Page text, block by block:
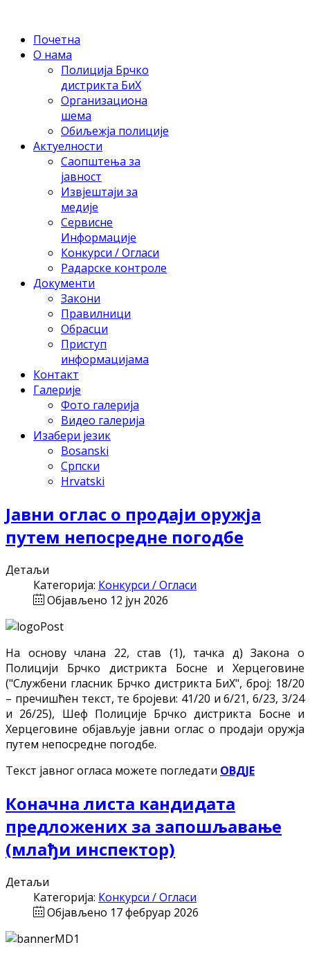
Почетна
О нама
Полиција Брчко
дистрикта БиХ
Организациона
шема
Обиљежја полиције
Актуелности
Саопштења за
јавност
Извјештаји за
медије
Сервисне
Информације
Конкурси / Огласи
Радарске контроле
Документи
Закони
Правилници
Обрасци
Приступ
информацијама
Контакт
Галерије
Фото галерија
Видео галерија
Изабери језик
Bosanski
Српски
Hrvatski
Јавни оглас о продаји оружја
путем непосредне погодбе
Детаљи
Категорија: Конкурси / Огласи
Објављено 12 јун 2026
На основу члана 22, став (1), тачка д) Закона о
Полицији Брчко дистрикта Босне и Херцеговине
("Службени гласник Брчко дистрикта БиХ", број: 18/20
– пречишћен текст, те бројеви: 41/20 и 6/21, 6/23, 3/24
и 26/25), Шеф Полиције Брчко дистрикта Босне и
Херцеговине објављује јавни оглас о продаји оружја
путем непосредне погодбе.
Текст јавног огласа можете погледати ОВДЈЕ
Коначна листа кандидата
предложених за запошљавање
(млађи инспектор)
Детаљи
Категорија: Конкурси / Огласи
Објављено 17 фебруар 2026